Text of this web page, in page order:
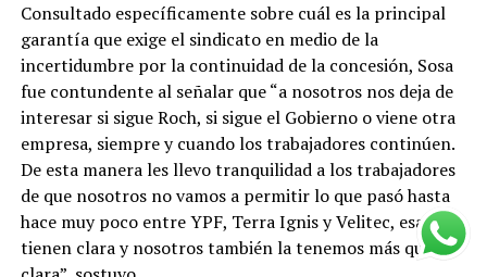
Consultado específicamente sobre cuál es la principal
garantía que exige el sindicato en medio de la
incertidumbre por la continuidad de la concesión, Sosa
fue contundente al señalar que “a nosotros nos deja de
interesar si sigue Roch, si sigue el Gobierno o viene otra
empresa, siempre y cuando los trabajadores continúen.
De esta manera les llevo tranquilidad a los trabajadores
de que nosotros no vamos a permitir lo que pasó hasta
hace muy poco entre YPF, Terra Ignis y Velitec, esa la
tienen clara y nosotros también la tenemos más que